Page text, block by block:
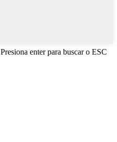
Presiona enter para buscar o ESC